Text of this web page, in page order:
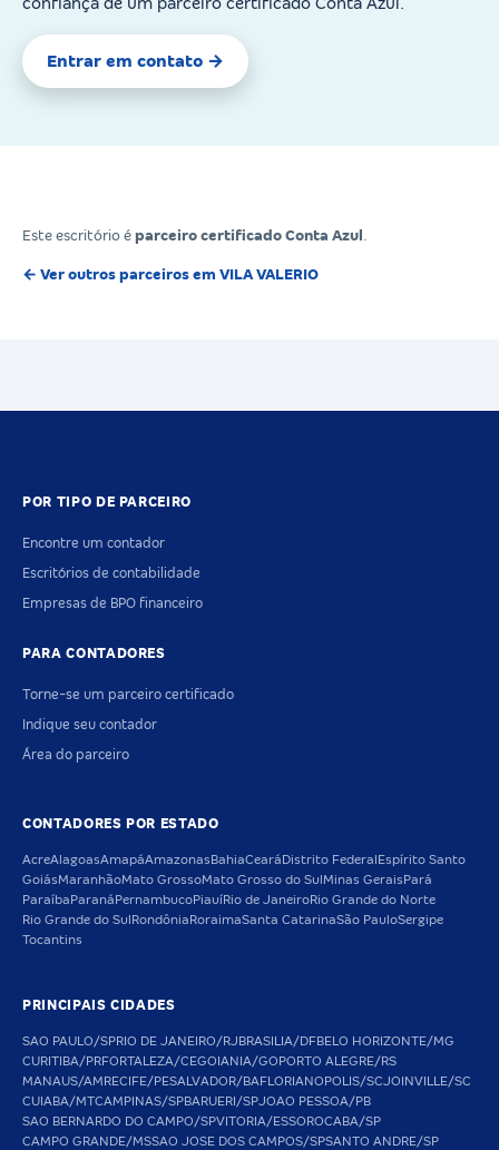
Entrar em contato →
Este escritório é parceiro certificado Conta Azul
← Ver outros parceiros em VILA VALERIO
POR TIPO DE PARCEIRO
Encontre um contador
Escritórios de contabilidade
Empresas de BPO financeiro
PARA CONTADORES
Torne-se um parceiro certificado
Indique seu contador
Área do parceiro
CONTADORES POR ESTADO
AcreAlagoasAmapáAmazonas BahiaCeará Distrito Federal Espírito Santo
GoiásMaranhãoMato GrossoMato Grosso do Sul Minas Gerais Pará
Paraíba Paraná PernambucoPiauíRio de JaneiroRio Grande do Norte
Rio Grande do Sul Rondônia RoraimaSanta CatarinaSão PauloSergipe
Tocantins
PRINCIPAIS CIDADES
SAO PAULO/SPRIO DE JANEIRO/RJBRASILIA/DFBELO HORIZONTE/MG
CURITIBA/PRFORTALEZA/CEGOIANIA/GOPORTO ALEGRE/RS
MANAUS/AMRECIFE/PESALVADOR/BAFLORIANOPOLIS/SCJOINVILLE/SC
CUIABA/MTCAMPINAS/SPBARUERI/SPJOAO PESSOA/PB
SAO BERNARDO DO CAMPO/SPVITORIA/ESSOROCABA/SP
CAMPO GRANDE/MSSAO JOSE DOS CAMPOS/SPSANTO ANDRE/SP